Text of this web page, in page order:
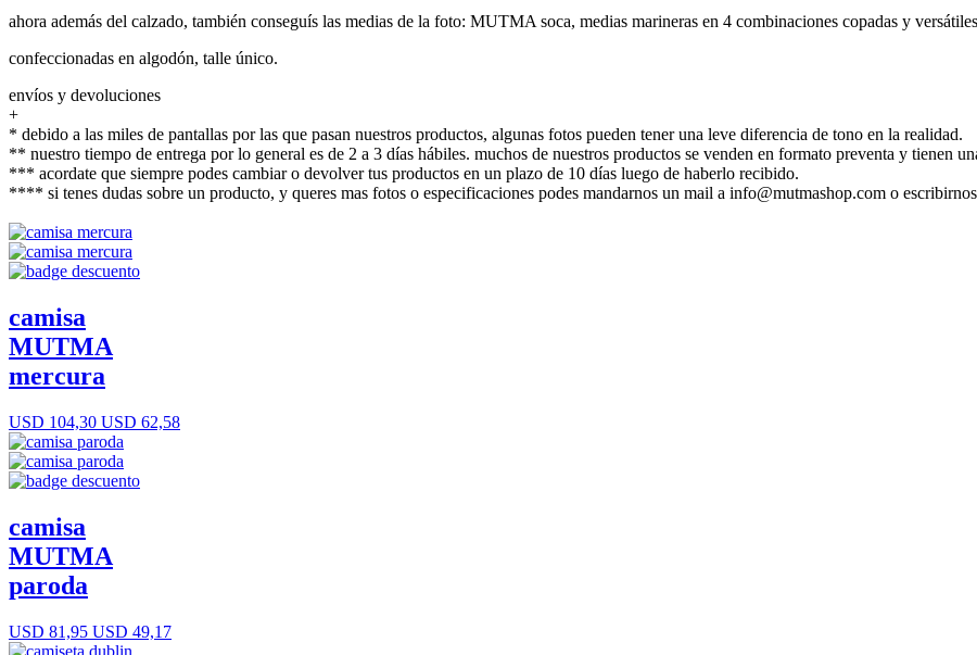
ahora además del calzado, también conseguís las medias de la foto: MUTMA soca, medias marineras en 4 combinaciones copadas y
confeccionadas en algodón, talle único.
envíos y devoluciones
+
* debido a las miles de pantallas por las que pasan nuestros productos, algunas fotos pueden tener una leve diferencia de tono en la realidad.
** nuestro tiempo de entrega por lo general es de 2 a 3 días hábiles. muchos de nuestros productos se venden en formato preventa y tienen
*** acordate que siempre podes cambiar o devolver tus productos en un plazo de 10 días luego de haberlo recibido.
**** si tenes dudas sobre un producto, y queres mas fotos o especificaciones podes mandarnos un mail a info@mutmashop.com o
camisa
MUTMA
mercura
USD 104,30 USD 62,58
camisa
MUTMA
paroda
USD 81,95 USD 49,17